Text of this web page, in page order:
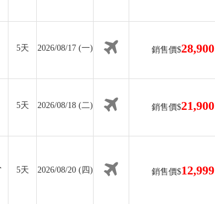
5天 2026/08/17 (一) 銷售價$28,900
5天 2026/08/18 (二) 銷售價$21,900
5天 2026/08/20 (四) 銷售價$12,999